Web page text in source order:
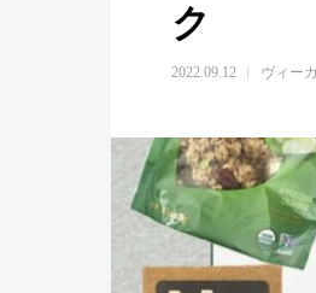
ク
2022.09.12 ヴィー